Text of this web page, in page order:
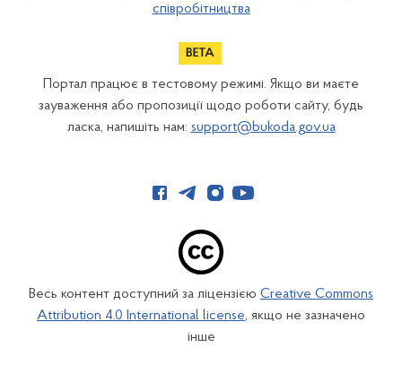
співробітництва
Портал працює в тестовому режимі. Якщо ви маєте
зауваження або пропозиції щодо роботи сайту, будь
ласка, напишіть нам: support@bukoda.gov.ua
Весь контент доступний за ліцензією Creative Commons
Attribution 4.0 International license, якщо не зазначено
інше